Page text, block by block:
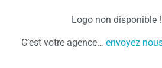
Logo non disponible !
C’est votre agence…envoyez